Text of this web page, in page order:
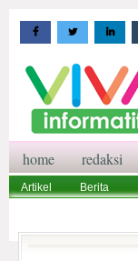
home redaksi
Artikel Berita